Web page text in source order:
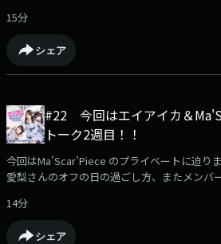
という“ファーストプレイリスト。そこに二人
か？アイドル活動を通じて体験したうれしい
女たちをプロデュースするのはエイアイカの
いるYUSVOX！ということでYU-JINさんのお
はこちら！どんどん送ってください
https://jocr.jp/mailform/aika/
15分
シェア
#22 今回はエイアイカ＆
トーク2週目！！
今回はMa’Scar’Piece のプライベートに迫り
愛梨さんのオフの日の過ごし方、またメンバ
めているのか？誰が担当するかなど最新のラ
す！（放送ではきけなかった内容もお楽しみ
のメッセージはこちら！どんどん送ってくださ
14分
シェア